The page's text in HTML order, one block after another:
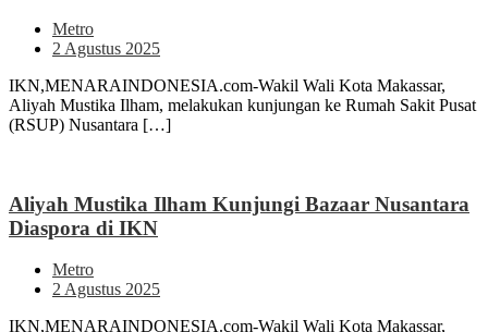
Metro
2 Agustus 2025
IKN,MENARAINDONESIA.com-Wakil Wali Kota Makassar,
Aliyah Mustika Ilham, melakukan kunjungan ke Rumah Sakit Pusat
(RSUP) Nusantara […]
Aliyah Mustika Ilham Kunjungi Bazaar Nusantara
Diaspora di IKN
Metro
2 Agustus 2025
IKN,MENARAINDONESIA.com-Wakil Wali Kota Makassar,